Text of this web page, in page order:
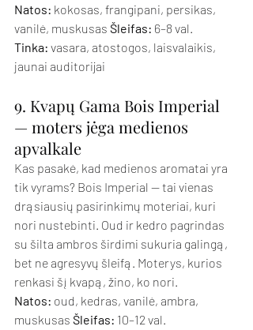
Natos: kokosas, frangipani, persikas,
vanilė, muskusas Šleifas: 6–8 val.
Tinka: vasara, atostogos, laisvalaikis,
jaunai auditorijai
9. Kvapų Gama Bois Imperial
— moters jėga medienos
apvalkale
Kas pasakė, kad medienos aromatai yra
tik vyrams? Bois Imperial — tai vienas
drąsiausių pasirinkimų moteriai, kuri
nori nustebinti. Oud ir kedro pagrindas
su šilta ambros širdimi sukuria galingą,
bet ne agresyvų šleifą. Moterys, kurios
renkasi šį kvapą, žino, ko nori.
Natos: oud, kedras, vanilė, ambra,
muskusas Šleifas: 10–12 val.